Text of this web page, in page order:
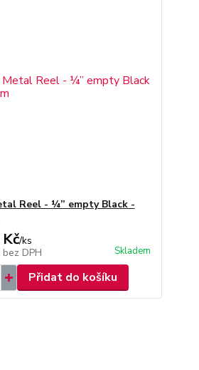
Reel - ¼” empty Black -
/ks
bez DPH Skladem
Přidat do košíku